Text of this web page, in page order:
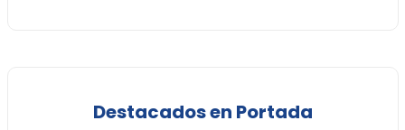
Destacados en Portada